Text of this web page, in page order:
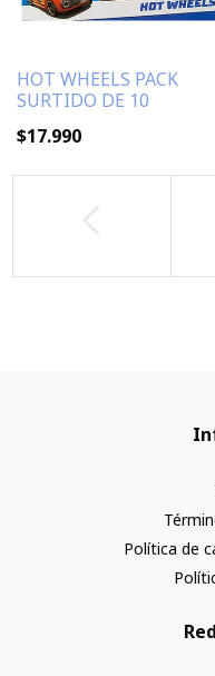
HOT WHEELS PACK
SURTIDO DE 10
$17.990
Política de